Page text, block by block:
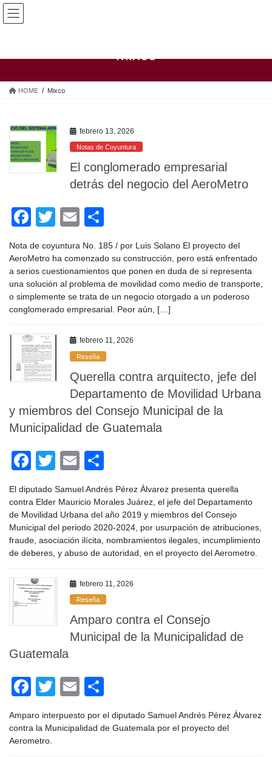
Saltar
Saltar
Mixco
HOME Mixco
febrero 13, 2026
Notas de Coyuntura
El conglomerado empresarial
detrás del negocio del AeroMetro
F
a
c
e
b
o
o
k
T
tt
er
E
m
ail
o
m
p
ar
tir
Nota de coyuntura No. 185 / por Luis Solano El proyecto del
AeroMetro ha comenzado su construcción, pero está enfrentado
a serios cuestionamientos que ponen en duda de si representa
una solución al problema de movilidad como medio de transporte,
o simplemente se trata de un negocio otorgado a un poderoso
conglomerado empresarial. Peor aún, […]
febrero 11, 2026
Reseña
Querella contra arquitecto, jefe del
Departamento de Movilidad Urbana
y miembros del Consejo Municipal de la
Municipalidad de Guatemala
F
c
e
b
o
o
k
T
tt
er
E
ail m
p
ar
tir
El diputado Samuel Andrés Pérez Álvarez presenta querella
contra Elder Mauricio Morales Juárez, el jefe del Departamento
de Movilidad Urbana del año 2019 y miembros del Consejo
Municipal del periodo 2020-2024, por usurpación de atribuciones,
fraude, asociación ilícita, nombramientos ilegales, incumplimiento
de deberes, y abuso de autoridad, en el proyecto del Aerometro.
febrero 11, 2026
Reseña
Amparo contra el Consejo
Municipal de la Municipalidad de
Guatemala
F
c
e
T
tt
E
ail
o
m
Amparo interpuesto por el diputado Samuel Andrés Pérez Álvarez
contra la Municipalidad de Guatemala por el proyecto del
Aerometro.